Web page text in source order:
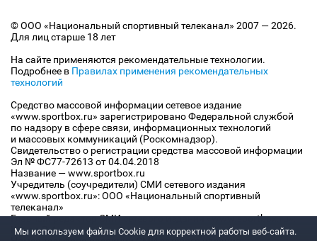
© ООО «Национальный спортивный телеканал» 2007 — 2026.
Для лиц старше 18 лет
На сайте применяются рекомендательные технологии.
Подробнее в Правилах применения рекомендательных
технологий
Средство массовой информации сетевое издание
«www.sportbox.ru» зарегистрировано Федеральной службой
по надзору в сфере связи, информационных технологий
и массовых коммуникаций (Роскомнадзор).
Свидетельство о регистрации средства массовой информации
Эл № ФС77-72613 от 04.04.2018
Название — www.sportbox.ru
Учредитель (соучредители) СМИ сетевого издания
«www.sportbox.ru»: ООО «Национальный спортивный
телеканал»
Главный редактор СМИ сетевого издания «www.sportbox.ru»:
Конов В.А.
Мы используем файлы Сookie для корректной работы веб-сайта.